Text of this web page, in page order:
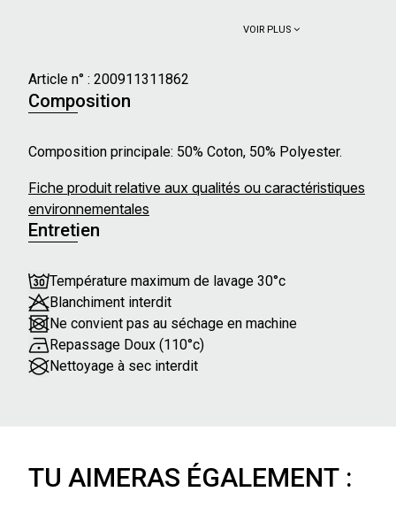
VOIR PLUS
Article n° : 200911311862
Composition
Composition principale: 50% Coton, 50% Polyester.
Fiche produit relative aux qualités ou caractéristiques
environnementales
Entretien
Température maximum de lavage 30°c
Blanchiment interdit
Ne convient pas au séchage en machine
Repassage Doux (110°c)
Nettoyage à sec interdit
TU AIMERAS ÉGALEMENT :